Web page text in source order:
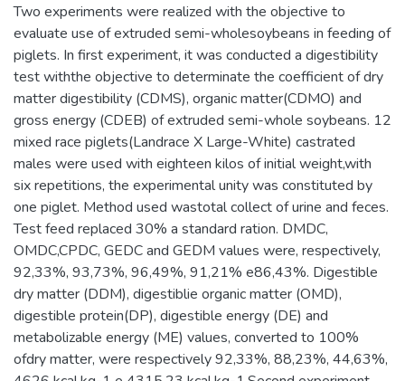
Two experiments were realized with the objective to
evaluate use of extruded semi-wholesoybeans in feeding of
piglets. In first experiment, it was conducted a digestibility
test withthe objective to determinate the coefficient of dry
matter digestibility (CDMS), organic matter(CDMO) and
gross energy (CDEB) of extruded semi-whole soybeans. 12
mixed race piglets(Landrace X Large-White) castrated
males were used with eighteen kilos of initial weight,with
six repetitions, the experimental unity was constituted by
one piglet. Method used wastotal collect of urine and feces.
Test feed replaced 30% a standard ration. DMDC,
OMDC,CPDC, GEDC and GEDM values were, respectively,
92,33%, 93,73%, 96,49%, 91,21% e86,43%. Digestible
dry matter (DDM), digestiblie organic matter (OMD),
digestible protein(DP), digestible energy (DE) and
metabolizable energy (ME) values, converted to 100%
ofdry matter, were respectively 92,33%, 88,23%, 44,63%,